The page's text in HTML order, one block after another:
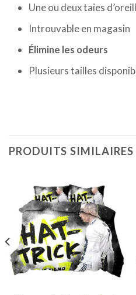
Une ou deux taies
Introuvable en magasin
Élimine les odeurs
Plusieurs tailles
PRODUITS SIMILAIRES